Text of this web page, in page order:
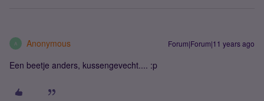
A Anonymous Forum|Forum|11 years ago
Een beetje anders, kussengevecht.... :p